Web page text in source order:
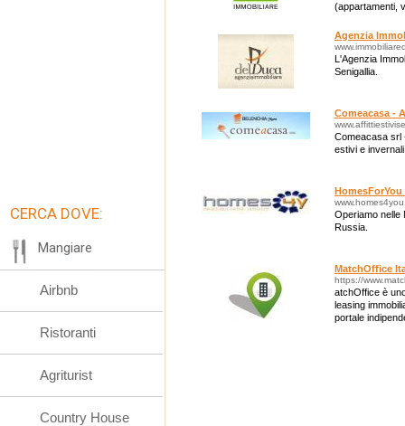
(appartamenti,
Agenzia
L'Agenzia
Senigallia.
Comeacasa -
Comeacasa srl
estivi e
Operiamo nelle
Russia.
MatchOffice
https://
atchOffice è
leasing
portale
CERCA DOVE:
Mangiare
Airbnb
Ristoranti
Agriturist
Country House